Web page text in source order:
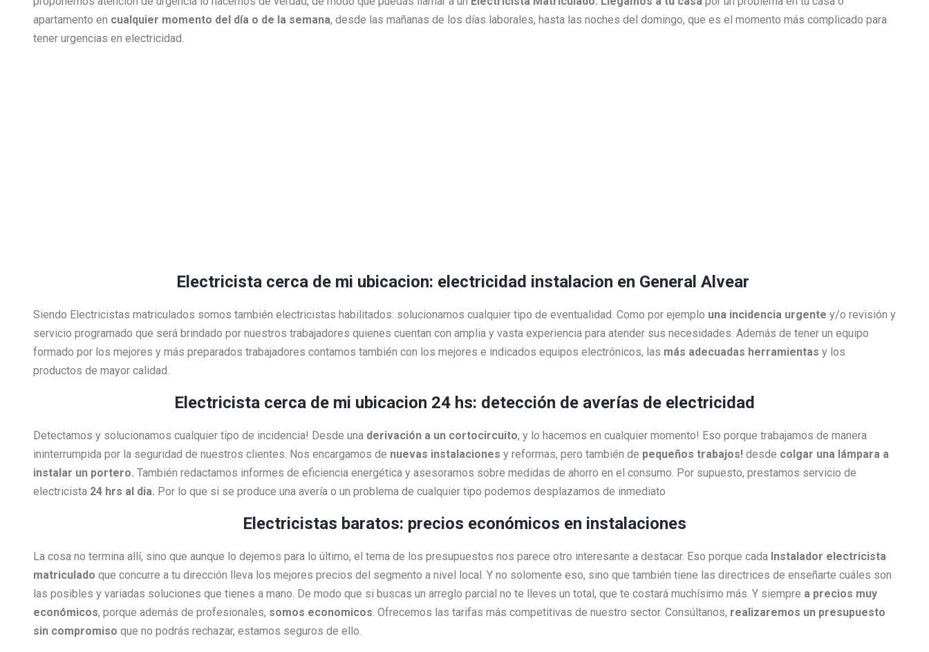
apartamento en cualquier momento del día o de la semana, desde las mañanas de los días laborales, hasta las noches del domingo, que es el momento más complicado para
tener urgencias en electricidad.
Electricista cerca de mi ubicacion: electricidad instalacion en General Alvear
Siendo Electricistas matriculados somos también electricistas habilitados: solucionamos cualquier tipo de eventualidad. Como por ejemplo una incidencia urgente y/o revisión y
servicio programado que será brindado por nuestros trabajadores quienes cuentan con amplia y vasta experiencia para atender sus necesidades. Además de tener un equipo
formado por los mejores y más preparados trabajadores contamos también con los mejores e indicados equipos electrónicos, las más adecuadas herramientas y los
productos de mayor calidad.
Electricista cerca de mi ubicacion 24 hs: detección de averías de electricidad
Detectamos y solucionamos cualquier tipo de incidencia! Desde una derivación a un cortocircuito, y lo hacemos en cualquier momento! Eso porque trabajamos de manera
ininterrumpida por la seguridad de nuestros clientes. Nos encargamos de nuevas instalaciones y reformas, pero también de pequeños trabajos! desde colgar una lámpara a
instalar un portero. También redactamos informes de eficiencia energética y asesoramos sobre medidas de ahorro en el consumo. Por supuesto, prestamos servicio de
electricista 24 hrs al dia. Por lo que si se produce una avería o un problema de cualquier tipo podemos desplazarnos de inmediato
Electricistas baratos: precios económicos en instalaciones
La cosa no termina allí, sino que aunque lo dejemos para lo último, el tema de los presupuestos nos parece otro interesante a destacar. Eso porque cada Instalador electricista
matriculado que concurre a tu dirección lleva los mejores precios del segmento a nivel local. Y no solomente eso, sino que también tiene las directrices de enseñarte cuáles son
las posibles y variadas soluciones que tienes a mano. De modo que si buscas un arreglo parcial no te lleves un total, que te costará muchísimo más. Y siempre a precios muy
económicos, porque además de profesionales, somos economicos . Ofrecemos las tarifas más competitivas de nuestro sector. Consúltanos, realizaremos un presupuesto
sin compromiso que no podrás rechazar, estamos seguros de ello.